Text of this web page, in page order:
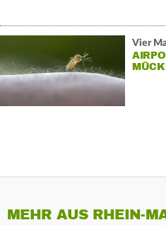
Vier
MEHR AUS RHEIN-